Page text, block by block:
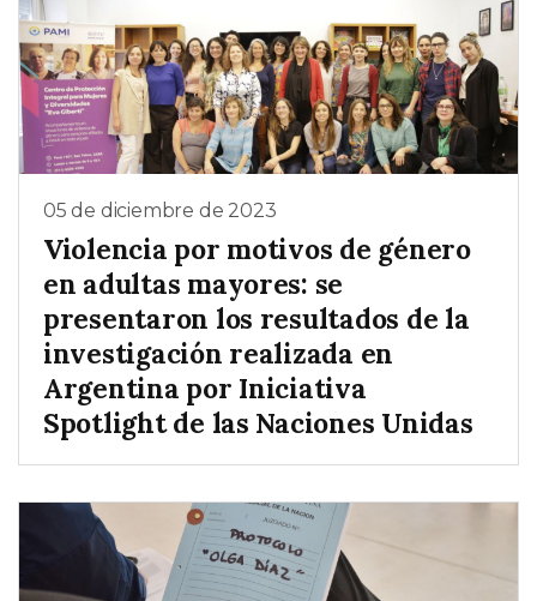
05 de diciembre de 2023
Violencia por motivos de género
en adultas mayores: se
presentaron los resultados de la
investigación realizada en
Argentina por Iniciativa
Spotlight de las Naciones Unidas